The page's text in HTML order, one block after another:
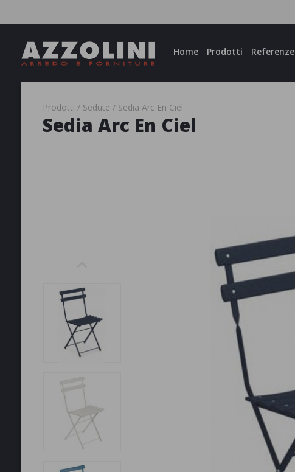
Home Prodotti Referenze
Prodotti Sedute Sedia Arc En Ciel
Sedia Arc En Ciel